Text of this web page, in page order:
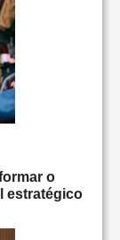
o
estratégico